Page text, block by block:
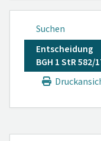
Suchen
Entscheidung
BGH 1 StR 582/